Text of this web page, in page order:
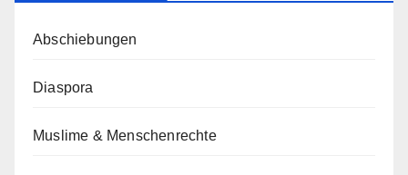
Abschiebungen
Diaspora
Muslime & Menschenrechte